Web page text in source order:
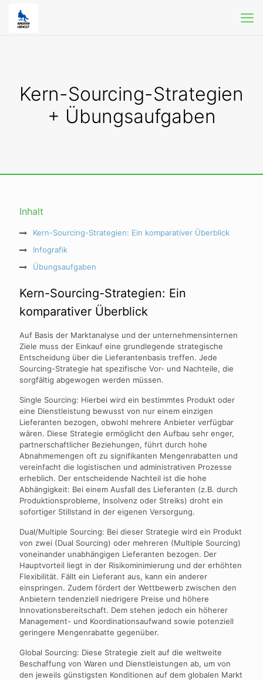
Kern-Sourcing-Strategien
+ Übungsaufgaben
Inhalt
Kern-Sourcing-Strategien: Ein komparativer Überblick
Infografik
Übungsaufgaben
Kern-Sourcing-Strategien: Ein
komparativer Überblick
Auf Basis der Marktanalyse und der unternehmensinternen
Ziele muss der Einkauf eine grundlegende strategische
Entscheidung über die Lieferantenbasis treffen. Jede
Sourcing-Strategie hat spezifische Vor- und Nachteile, die
sorgfältig abgewogen werden müssen.
Single Sourcing: Hierbei wird ein bestimmtes Produkt oder
eine Dienstleistung bewusst von nur einem einzigen
Lieferanten bezogen, obwohl mehrere Anbieter verfügbar
wären. Diese Strategie ermöglicht den Aufbau sehr enger,
partnerschaftlicher Beziehungen, führt durch hohe
Abnahmemengen oft zu signifikanten Mengenrabatten und
vereinfacht die logistischen und administrativen Prozesse
erheblich. Der entscheidende Nachteil ist die hohe
Abhängigkeit: Bei einem Ausfall des Lieferanten (z.B. durch
Produktionsprobleme, Insolvenz oder Streiks) droht ein
sofortiger Stillstand in der eigenen Versorgung.
Dual/Multiple Sourcing: Bei dieser Strategie wird ein Produkt
von zwei (Dual Sourcing) oder mehreren (Multiple Sourcing)
voneinander unabhängigen Lieferanten bezogen. Der
Hauptvorteil liegt in der Risikominimierung und der erhöhten
Flexibilität. Fällt ein Lieferant aus, kann ein anderer
einspringen. Zudem fördert der Wettbewerb zwischen den
Anbietern tendenziell niedrigere Preise und höhere
Innovationsbereitschaft. Dem stehen jedoch ein höherer
Management- und Koordinationsaufwand sowie potenziell
geringere Mengenrabatte gegenüber.
Global Sourcing: Diese Strategie zielt auf die weltweite
Beschaffung von Waren und Dienstleistungen ab, um von
den jeweils günstigsten Konditionen auf dem globalen Markt